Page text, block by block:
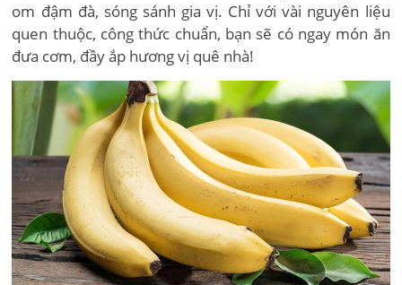
om đậm đà, sóng sánh gia vị. Chỉ với vài nguyên liệu
quen thuộc, công thức chuẩn, bạn sẽ có ngay món ăn
đưa cơm, đầy ắp hương vị quê nhà!